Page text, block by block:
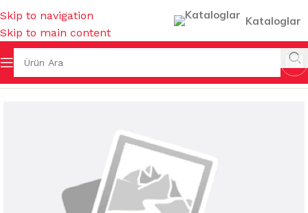
Skip to navigation
Skip to main content
Kataloglar
KAĞIT HAVLU DİSPENSERLERİ